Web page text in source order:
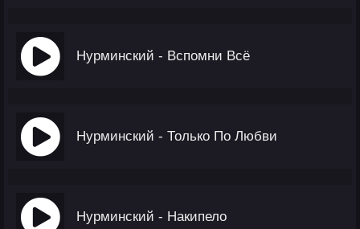
Нурминский - Вспомни Всё
Нурминский - Только По Любви
Нурминский - Накипело